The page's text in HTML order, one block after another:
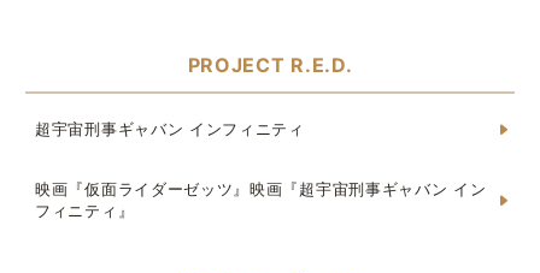
PROJECT R.E.D.
超宇宙刑事ギャバン インフィニティ
映画『仮面ライダーゼッツ』映画『超宇宙刑事ギャバン イン
フィニティ』